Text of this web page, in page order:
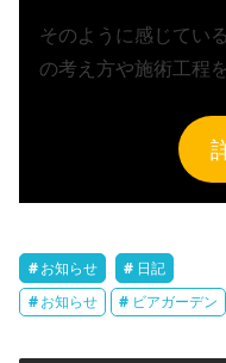
そのように感じてい
の考え方や施術工程
お知らせ 日記
お知らせ ビアガーデン